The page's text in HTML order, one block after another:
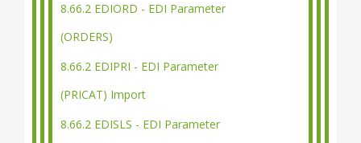
8.66.2 EDIORD - EDI Parameter
(ORDERS)
8.66.2 EDIPRI - EDI Parameter
(PRICAT) Import
8.66.2 EDISLS - EDI Parameter